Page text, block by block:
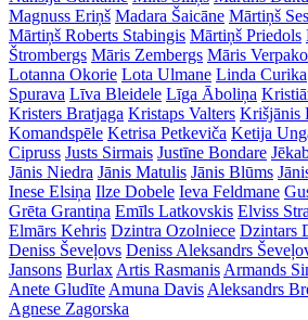
Magnuss Eriņš Madara Šaicāne Mārtiņš
Mārtiņš Roberts Stabingis Mārtiņš Priedols
Štrombergs Māris Zembergs Māris
Lotanna Okorie Lota Ulmane Linda Curika
Spurava Līva Bleidele Līga Āboliņa
Kristers Bratjaga Kristaps Valters Krišjānis
Komandspēle Ketrisa Petkeviča Ketija
Cipruss Justs Sirmais Justīne Bondare
Jānis Niedra Jānis Matulis Jānis Blūms
Inese Elsiņa Ilze Dobele Ieva Feldmane
Grēta Grantiņa Emīls Latkovskis Elviss
Elmārs Kehris Dzintra Ozolniece Dzintars
Deniss Ševeļovs Deniss Aleksandrs
Jansons Burlax Artis Rasmanis Armands
Anete Gludīte Amuna Davis Aleksandrs
Agnese Zagorska